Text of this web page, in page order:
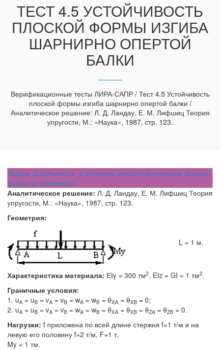
ТЕСТ 4.5 УСТОЙЧИВОСТЬ
ПЛОСКОЙ ФОРМЫ ИЗГИБА
ШАРНИРНО ОПЕРТОЙ
БАЛКИ
Верификационные тесты ЛИРА-САПР / Тест 4.5 Устойчивость
плоской формы изгиба шарнирно опертой балки /
Аналитическое решение: Л. Д. Ландау, Е. М. Лифшиц Теория
упругости, М.: «Наука», 1987, стр. 123.
Задачи устойчивости, в основном изгибно-крутильные формы
потери устойчивости
Аналитическое решение: Л. Д. Ландау, Е. М. Лифшиц Теория
упругости, М.: «Наука», 1987, стр. 123.
Геометрия:
L = 1 м.
Характеристика материала: ЕIy = 300 тм2, EIz = GI = 1 тм2.
Граничные условия:
1. uA = uB = vA = vB = wA = wB = θXA = θXB = 0;
2. uA = uB = vA = vB = wA = wB = θXA = θXB = θZA = θZB = 0.
Нагрузки: f приложена по всей длине стержня f=1 т/м и на
левую его половину f=2 т/м, F=1 т,
My = 1 тм.